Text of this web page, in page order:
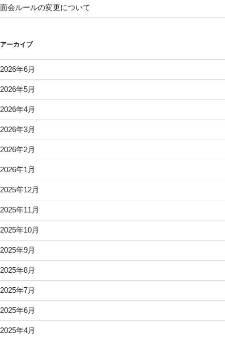
面会ルールの変更について
アーカイブ
2026年6月
2026年5月
2026年4月
2026年3月
2026年2月
2026年1月
2025年12月
2025年11月
2025年10月
2025年9月
2025年8月
2025年7月
2025年6月
2025年4月